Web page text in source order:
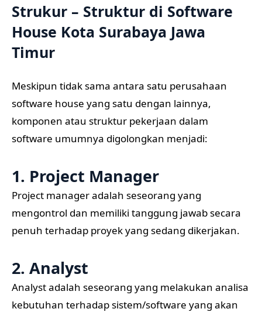
Strukur – Struktur di Software
House Kota Surabaya Jawa
Timur
Meskipun tidak sama antara satu perusahaan
software house yang satu dengan lainnya,
komponen atau struktur pekerjaan dalam
software umumnya digolongkan menjadi:
1. Project Manager
Project manager adalah seseorang yang
mengontrol dan memiliki tanggung jawab secara
penuh terhadap proyek yang sedang dikerjakan.
2. Analyst
Analyst adalah seseorang yang melakukan analisa
kebutuhan terhadap sistem/software yang akan